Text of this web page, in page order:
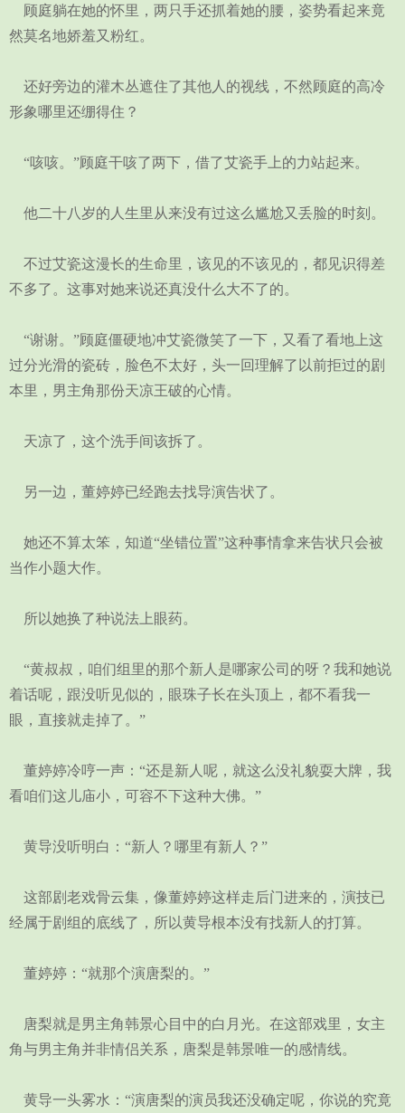
顾庭躺在她的怀里，两只手还抓着她的腰，姿势看起来竟
然莫名地娇羞又粉红。
还好旁边的灌木丛遮住了其他人的视线，不然顾庭的高冷
形象哪里还绷得住？
“咳咳。”顾庭干咳了两下，借了艾瓷手上的力站起来。
他二十八岁的人生里从来没有过这么尴尬又丢脸的时刻。
不过艾瓷这漫长的生命里，该见的不该见的，都见识得差
不多了。这事对她来说还真没什么大不了的。
“谢谢。”顾庭僵硬地冲艾瓷微笑了一下，又看了看地上这
过分光滑的瓷砖，脸色不太好，头一回理解了以前拒过的剧
本里，男主角那份天凉王破的心情。
天凉了，这个洗手间该拆了。
另一边，董婷婷已经跑去找导演告状了。
她还不算太笨，知道“坐错位置”这种事情拿来告状只会被
当作小题大作。
所以她换了种说法上眼药。
“黄叔叔，咱们组里的那个新人是哪家公司的呀？我和她说
着话呢，跟没听见似的，眼珠子长在头顶上，都不看我一
眼，直接就走掉了。”
董婷婷冷哼一声：“还是新人呢，就这么没礼貌耍大牌，我
看咱们这儿庙小，可容不下这种大佛。”
黄导没听明白：“新人？哪里有新人？”
这部剧老戏骨云集，像董婷婷这样走后门进来的，演技已
经属于剧组的底线了，所以黄导根本没有找新人的打算。
董婷婷：“就那个演唐梨的。”
唐梨就是男主角韩景心目中的白月光。在这部戏里，女主
角与男主角并非情侣关系，唐梨是韩景唯一的感情线。
黄导一头雾水：“演唐梨的演员我还没确定呢，你说的究竟